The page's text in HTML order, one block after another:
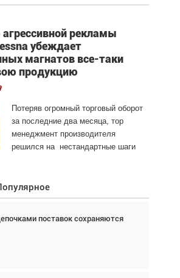
рекламы
убеждает
магнатов все-таки
продукцию
Потеряв огромный торговый оборот
за последние два месяца, тор
менеджмент производителя
решился на нестандартные шаги
поставок сохраняются
тандем вертолётов и БПЛА в